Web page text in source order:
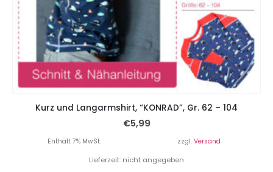
Kurz und Langarmshirt, “KONRAD”, Gr. 62 – 104
€5,99
Enthält 7% MwSt. zzgl. Versand
Lieferzeit: nicht angegeben